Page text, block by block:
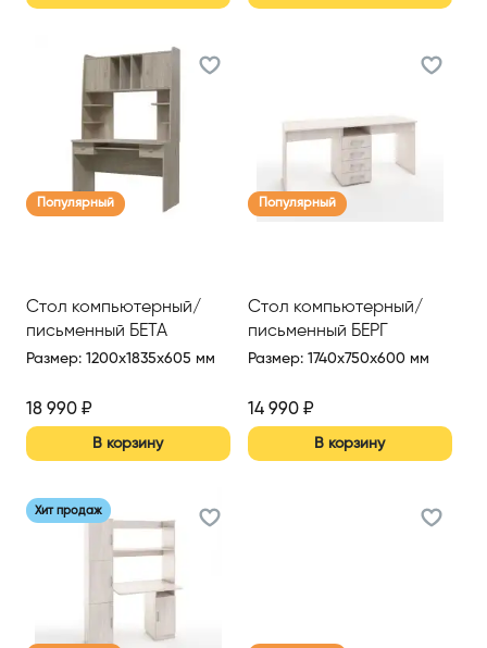
Популярный
Стол компьютерный/
письменный БЕТА
Размер: 1200x1835x605 мм
18 990 ₽
В корзину
Популярный
Стол компьютерный/
письменный БЕРГ
Размер: 1740x750x600 мм
14 990₽
В корзину
Хит продаж